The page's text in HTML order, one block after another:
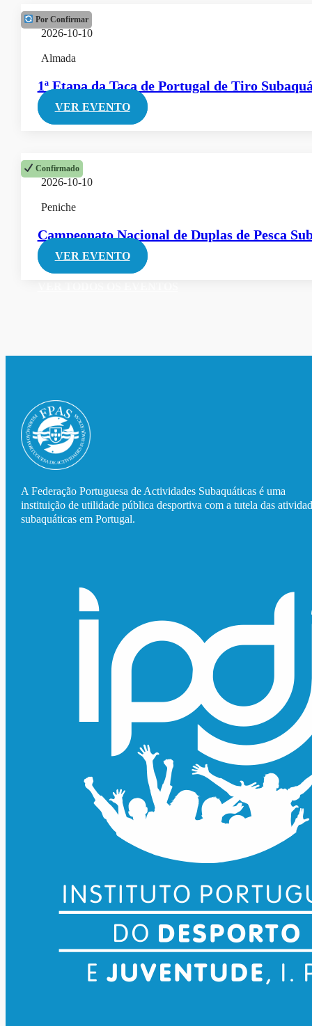
Por Confirmar
2026-10-10
Almada
1ª Etapa da Taça de Portugal de Tiro
VER EVENTO
Confirmado
2026-10-10
Peniche
Campeonato Nacional de Duplas de Pesca
VER EVENTO
A Federação Portuguesa de Actividades Subaquáticas é uma
instituição de utilidade pública desportiva com a tutela das
subaquáticas em Portugal.